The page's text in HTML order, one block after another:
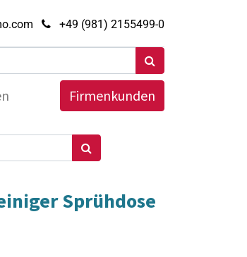
+49 (981) 2155499-0
Firmenkunden
Sprühdose